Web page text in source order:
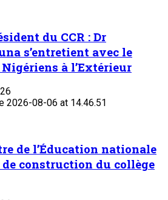
du CCR : Dr
s’entretient avec le
à l’Extérieur
de l’Éducation nationale
construction du collège